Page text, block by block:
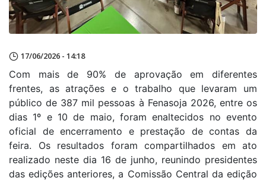
17/06/2026 - 14:18
Com mais de 90% de aprovação em diferentes
frentes, as atrações e o trabalho que levaram um
público de 387 mil pessoas à Fenasoja 2026, entre os
dias 1º e 10 de maio, foram enaltecidos no evento
oficial de encerramento e prestação de contas da
feira. Os resultados foram compartilhados em ato
realizado neste dia 16 de junho, reunindo presidentes
das edições anteriores, a Comissão Central da edição